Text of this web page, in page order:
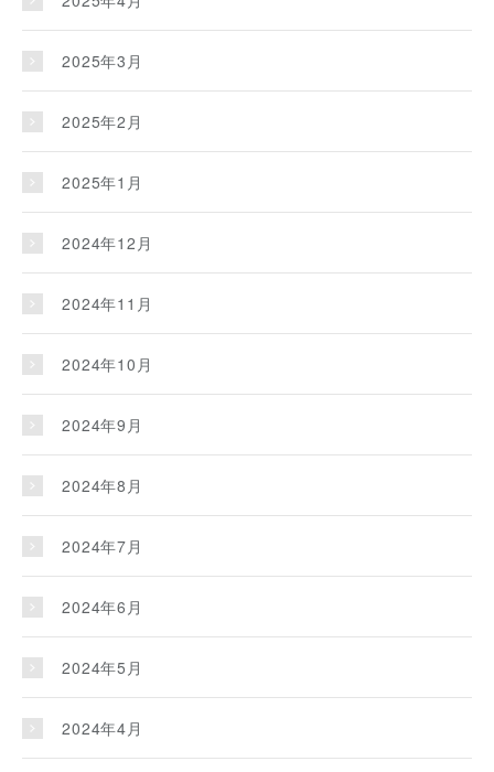
2025年3月
2025年2月
2025年1月
2024年12月
2024年11月
2024年10月
2024年9月
2024年8月
2024年7月
2024年6月
2024年5月
2024年4月